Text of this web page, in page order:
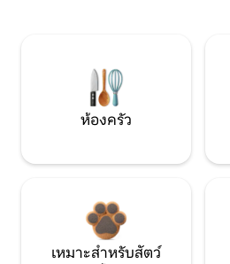
ห้องครัว
เหมาะสำหรับสัตว์